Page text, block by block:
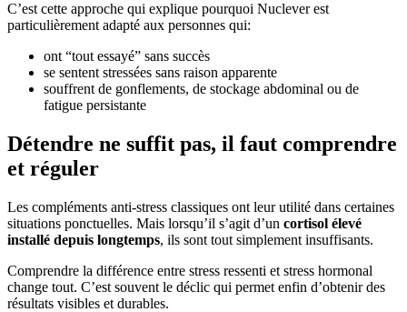
C’est cette approche qui explique pourquoi Nuclever est
particulièrement adapté aux personnes qui:
ont “tout essayé” sans succès
se sentent stressées sans raison apparente
souffrent de gonflements, de stockage abdominal ou de
fatigue persistante
Détendre ne suffit pas, il faut comprendre
et réguler
Les compléments anti-stress classiques ont leur utilité dans certaines
situations ponctuelles. Mais lorsqu’il s’agit d’un cortisol élevé
installé depuis longtemps, ils sont tout simplement insuffisants.
Comprendre la différence entre stress ressenti et stress hormonal
change tout. C’est souvent le déclic qui permet enfin d’obtenir des
résultats visibles et durables.